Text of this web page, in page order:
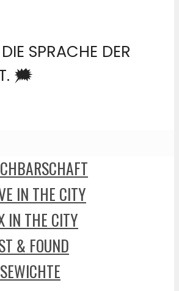
DIE SPRACHE DER
🗯️
IN THE CITY
IN THE CITY
& FOUND